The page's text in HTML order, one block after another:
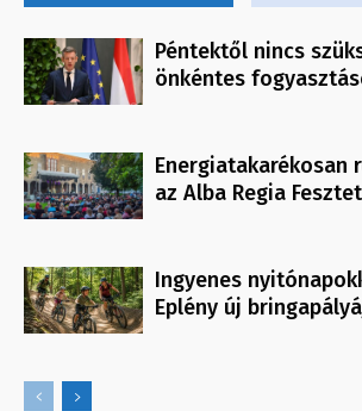
Péntektől nincs
önkéntes
Energiatakarékosan
az Alba Regia Fesztet
Ingyenes
Eplény új